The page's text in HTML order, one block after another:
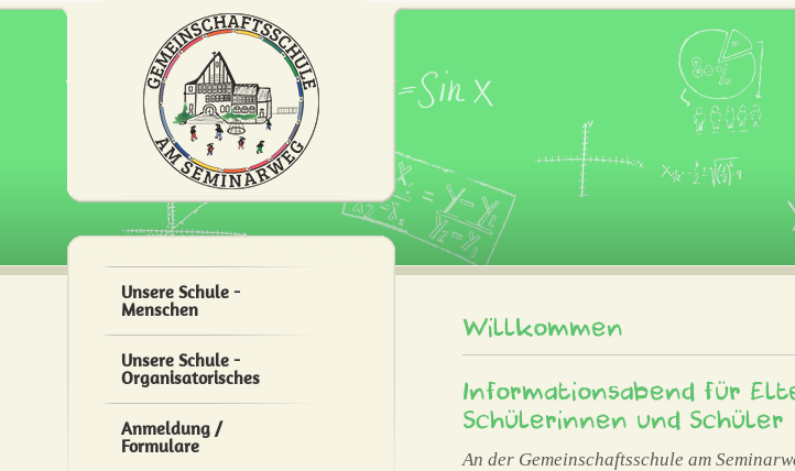
Unsere Schule -
Menschen
Unsere Schule -
Organisatorisches
Anmeldung /
Formulare
Willkommen
Informationsabend für
Schülerinnen und Schüler
An der Gemeinschaftsschule am